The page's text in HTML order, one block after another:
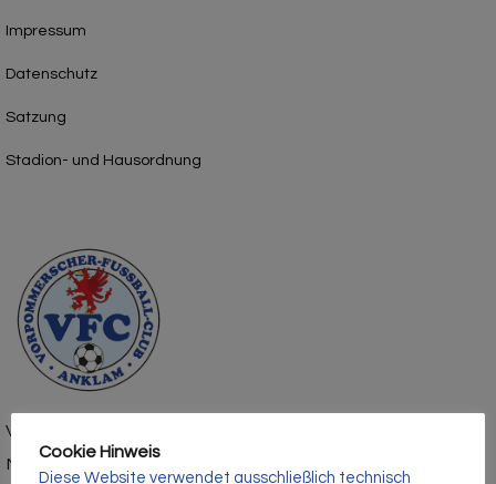
Impressum
Datenschutz
Satzung
Stadion- und Hausordnung
Vorpommerscher Fußballclub Anklam e.V.
Mühlenstraße 1
Cookie Hinweis
Diese Website verwendet ausschließlich technisch